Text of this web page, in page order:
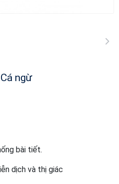
ngừ
bài tiết.
dịch và thị giác